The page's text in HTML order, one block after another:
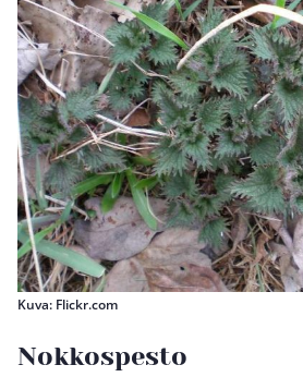
Kuva: Flickr.com
Nokkospesto